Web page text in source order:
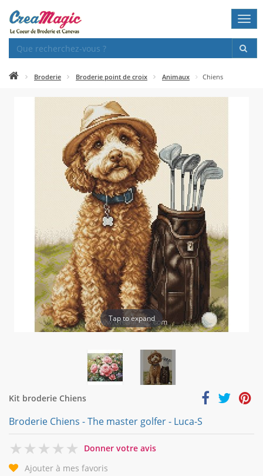
Broderie Broderie point de croix Animaux Chiens
Tap to expand
Kit broderie Chiens
Broderie Chiens - The master golfer - Luca-S
0
Donner votre avis
Ajouter à mes favoris